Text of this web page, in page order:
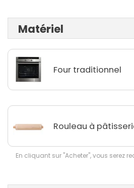
Matériel
Four traditionnel
Rouleau à
En cliquant sur "Acheter", vous serez